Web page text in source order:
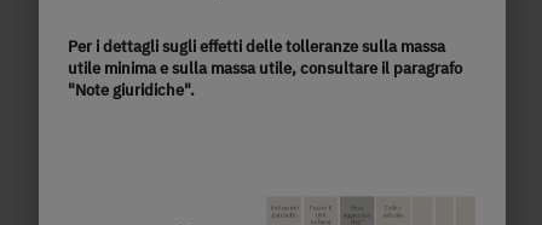
32.230,– €
Prezzo daa)
5 - 6 persone
Massa massima tecnicamente
Per i dettagli sugli effetti delle tolleranze sulla massa
utile minima e sulla massa utile, consultare il paragrafo
"Note giuridiche".